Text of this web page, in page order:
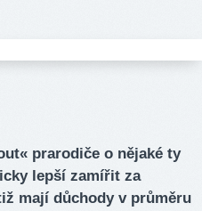
prarodiče o nějaké ty
lepší zamířit za
mají důchody v průměru